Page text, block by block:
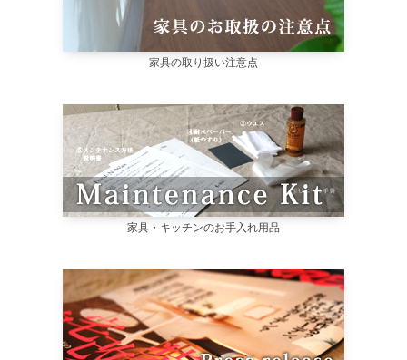
家具の取り扱い注意点
家具・キッチンのお手入れ用品